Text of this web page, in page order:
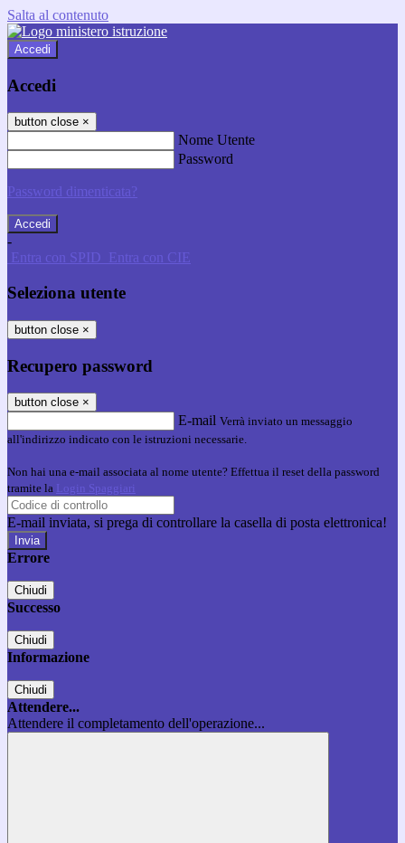
Salta al contenuto
Accedi
Accedi
button close ×
Nome Utente
Password
Password dimenticata?
-
Entra con SPID Entra con CIE
Seleziona utente
button close ×
Recupero password
button close ×
E-mail Verrà inviato un messaggio
all'indirizzo indicato con le istruzioni necessarie.
Non hai una e-mail associata al nome utente? Effettua il reset della password
tramite la Login Spaggiari
E-mail inviata, si prega di controllare la casella di posta elettronica!
Errore
Chiudi
Successo
Chiudi
Informazione
Chiudi
Attendere...
Attendere il completamento dell'operazione...